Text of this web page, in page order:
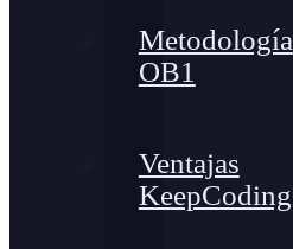
Metodología
OB1
Ventajas
KeepCoding